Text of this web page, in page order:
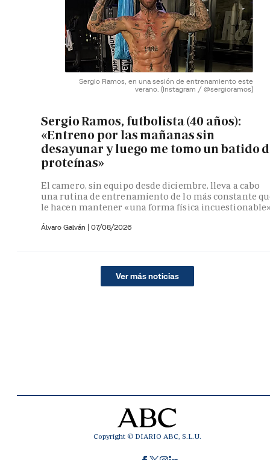
Sergio Ramos, en una sesión de entrenamiento este
verano. (Instagram / @sergioramos)
Sergio Ramos, futbolista (40 años):
«Entreno por las mañanas sin
desayunar y luego me tomo un batido
proteínas»
El camero, sin equipo desde diciembre, lleva a cabo
una rutina de entrenamiento de lo más constante
le hacen mantener «una forma física
Álvaro Galván | 07/08/2026
Ver más noticias
Copyright © DIARIO ABC, S.L.U.